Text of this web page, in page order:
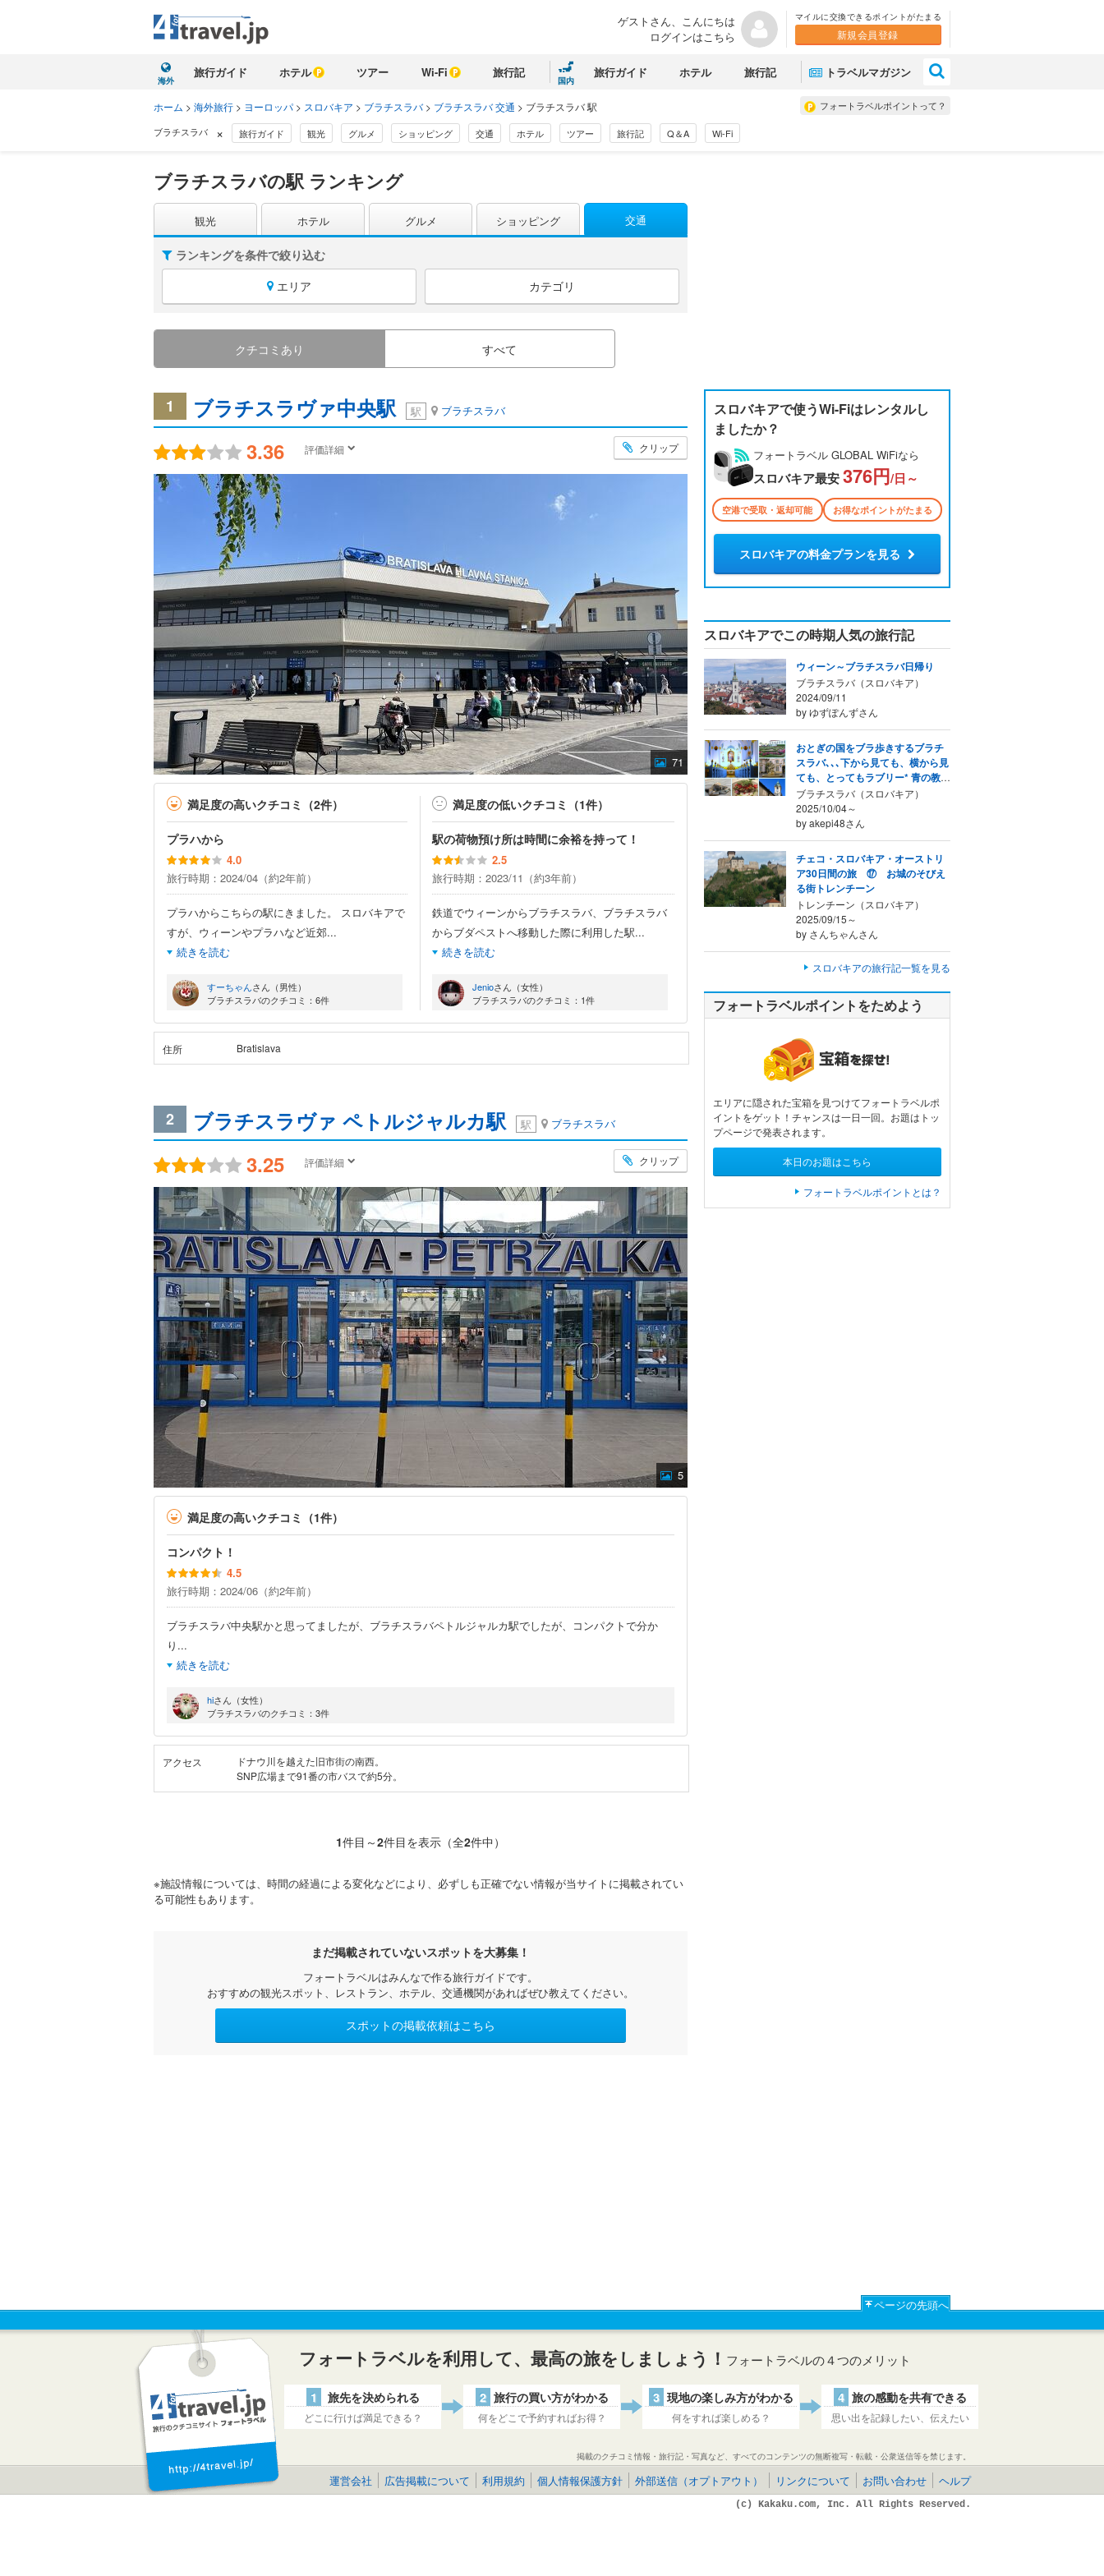
ゲストさん、こんにちは
ログインはこちら
マイルに交換できるポイントがたまる
新規会員登録
海外
旅行ガイド ホテル ツアー Wi-Fi 旅行記
国内
旅行ガイド ホテル 旅行記 トラベルマガジン
フォートラベルポイントって？
ホーム > 海外旅行 > ヨーロッパ> スロバキア > ブラチスラバ> ブラチスラバ 交通 > ブラチスラバ 駅
ブラチスラバ × 旅行ガイド 観光 グルメ ショッピング 交通 ホテル ツアー 旅行記 Q＆A Wi-Fi
ブラチスラバの駅 ランキング
観光 ホテル グルメ ショッピング 交通
ランキングを条件で絞り込む
エリア
カテゴリ
クチコミあり すべて
1 ブラチスラヴァ中央駅 駅 ブラチスラバ
3.36 評価詳細 クリップ
71
満足度の高いクチコミ（2件）
プラハから
4.0
旅行時期：2024/04（約2年前）
プラハからこちらの駅にきました。 スロバキアで
すが、ウィーンやプラハなど近郊...
続きを読む
すーちゃんさん（男性）
ブラチスラバのクチコミ：6件
満足度の低いクチコミ（1件）
駅の荷物預け所は時間に余裕を持って！
2.5
旅行時期：2023/11（約3年前）
鉄道でウィーンからブラチスラバ、ブラチスラバ
からブダペストへ移動した際に利用した駅...
続きを読む
Jenioさん（女性）
ブラチスラバのクチコミ：1件
住所 Bratislava
2 ブラチスラヴァ ペトルジャルカ駅 駅 ブラチスラバ
3.25 評価詳細 クリップ
5
満足度の高いクチコミ（1件）
コンパクト！
4.5
旅行時期：2024/06（約2年前）
ブラチスラバ中央駅かと思ってましたが、ブラチスラバペトルジャルカ駅でしたが、コンパクトで分か
り ...
続きを読む
hiさん（女性）
ブラチスラバのクチコミ：3件
アクセス
ドナウ川を越えた旧市街の南西。
SNP広場まで91番の市バスで約5分。
1件目～2件目を表示（全2件中）
※施設情報については、時間の経過による変化などにより、必ずしも正確でない情報が当サイトに掲載されてい
る可能性もあります。
まだ掲載されていないスポットを大募集！
フォートラベルはみんなで作る旅行ガイドです。
おすすめの観光スポット、レストラン、ホテル、交通機関があればぜひ教えてください。
スポットの掲載依頼はこちら
スロバキアで使うWi-Fiはレンタルし
ましたか？
フォートラベル GLOBAL WiFiなら
スロバキア最安376円/日～
空港で受取・返却可能 お得なポイントがたまる
スロバキアの料金プランを見る
スロバキアでこの時期人気の旅行記
ウィーン～ブラチスラバ日帰り
ブラチスラバ（スロバキア）
2024/09/11
by ゆずぽんずさん
おとぎの国をブラ歩きするブラチ
スラバ､､､下から見ても、横から見
ても、とってもラブリー* 青の教会
*ブラチスラバ（スロバキア）
2025/10/04～
by akepi48さん
チェコ・スロバキア・オーストリ
ア30日間の旅 ⑰ お城のそびえ
る街トレンチーン
トレンチーン（スロバキア）
2025/09/15～
by さんちゃんさん
スロバキアの旅行記一覧を見る
フォートラベルポイントをためよう
エリアに隠された宝箱を見つけてフォートラベルポ
イントをゲット！チャンスは一日一回。お題はトッ
プページで発表されます。
本日のお題はこちら
フォートラベルポイントとは？
ページの先頭へ
フォートラベルを利用して、最高の旅をしましょう！ フォートラベルの４つのメリット
1 旅先を決められる
どこに行けば満足できる？
2 旅行の買い方がわかる
何をどこで予約すればお得？
3 現地の楽しみ方がわかる
何をすれば楽しめる？
4 旅の感動を共有できる
思い出を記録したい、伝えたい
掲載のクチコミ情報・旅行記・写真など、すべてのコンテンツの無断複写・転載・公衆送信等を禁じます。
運営会社 広告掲載について 利用規約 個人情報保護方針 外部送信（オプトアウト） リンクについて お問い合わせ ヘルプ
(c) Kakaku.com, Inc. All Rights Reserved.